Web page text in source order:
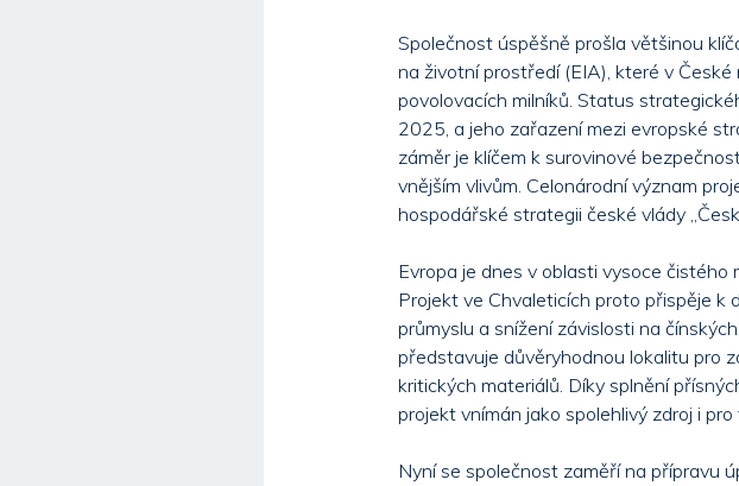
Společnost úspěšně prošla většinou
na životní prostředí (EIA), které v
povolovacích milníků. Status
2025, a jeho zařazení mezi evropské
záměr je klíčem k surovinové
vnějším vlivům. Celonárodní význam
hospodářské strategii české vlády
Evropa je dnes v oblasti vysoce čistého
Projekt ve Chvaleticích proto přispěje k
průmyslu a snížení závislosti na
představuje důvěryhodnou lokalitu pro
kritických materiálů. Díky splnění
projekt vnímán jako spolehlivý zdroj i
Nyní se společnost zaměří na přípravu